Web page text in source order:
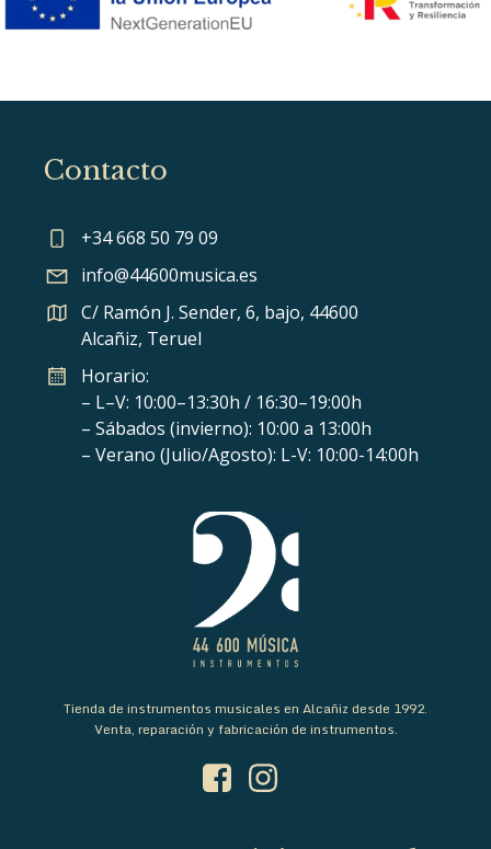
Contacto
+34 668 50 79 09
info@44600musica.es
C/ Ramón J. Sender, 6, bajo, 44600
Alcañiz, Teruel
Horario:
– L–V: 10:00–13:30h / 16:30–19:00h
– Sábados (invierno): 10:00 a 13:00h
– Verano (Julio/Agosto): L-V: 10:00-14:00h
Tienda de instrumentos musicales en Alcañiz desde 1992.
Venta, reparación y fabricación de instrumentos.